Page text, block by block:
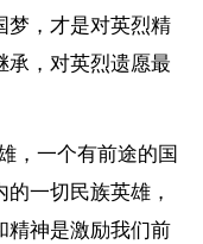
梦，才是对英烈精
承，对英烈遗愿最
，一个有前途的国
一切民族英雄，
精神是激励我们前